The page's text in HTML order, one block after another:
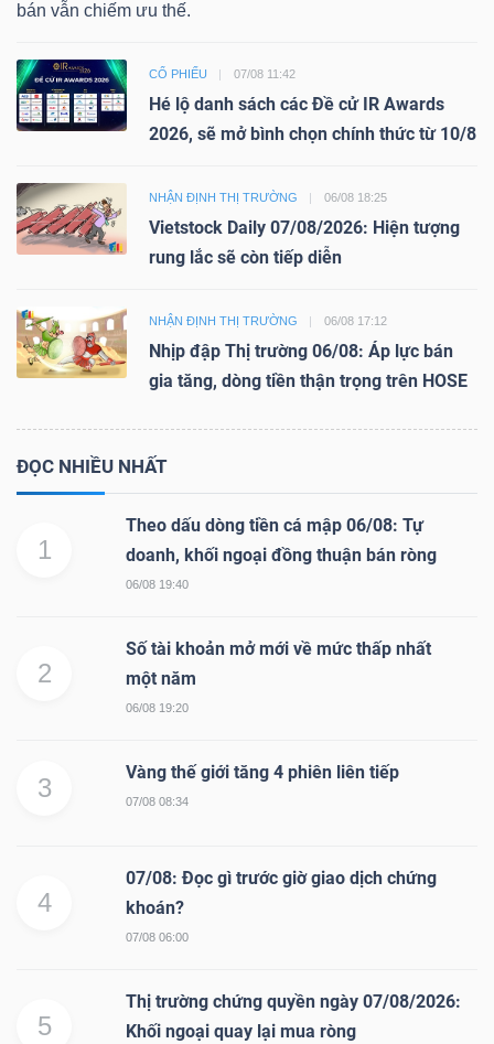
bán vẫn chiếm ưu thế.
CỔ PHIẾU 07/08 11:42
Hé lộ danh sách các Đề cử IR Awards
2026, sẽ mở bình chọn chính thức từ 10/8
NHẬN ĐỊNH THỊ TRƯỜNG 06/08 18:25
Vietstock Daily 07/08/2026: Hiện tượng
rung lắc sẽ còn tiếp diễn
NHẬN ĐỊNH THỊ TRƯỜNG 06/08 17:12
Nhịp đập Thị trường 06/08: Áp lực bán
gia tăng, dòng tiền thận trọng trên HOSE
ĐỌC NHIỀU NHẤT
1
Theo dấu dòng tiền cá mập 06/08: Tự
doanh, khối ngoại đồng thuận bán ròng
06/08 19:40
2
Số tài khoản mở mới về mức thấp nhất
một năm
06/08 19:20
3
Vàng thế giới tăng 4 phiên liên tiếp
07/08 08:34
4
07/08: Đọc gì trước giờ giao dịch chứng
khoán?
07/08 06:00
5
Thị trường chứng quyền ngày 07/08/2026:
Khối ngoại quay lại mua ròng